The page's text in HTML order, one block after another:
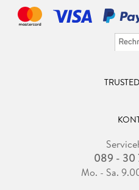
089 - 30
Mo. - Sa.